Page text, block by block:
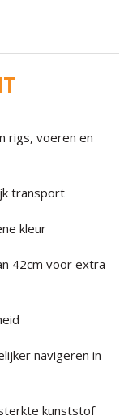
rigs, voeren en
transport
kleur
42cm voor extra
navigeren in
kunststof